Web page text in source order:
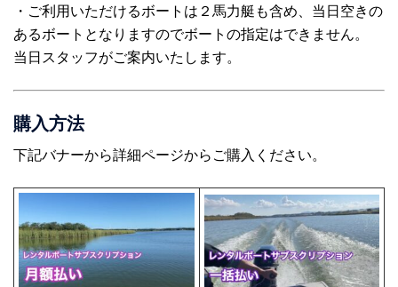
・ご利用いただけるボートは２馬力艇も含め、当日空きの
あるボートとなりますのでボートの指定はできません。
当日スタッフがご案内いたします。
購入方法
下記バナーから詳細ページからご購入ください。